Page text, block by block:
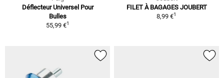
Déflecteur Universel Pour
Bulles
55,99 €1
FILET À BAGAGES JOUBERT
8,99 €1